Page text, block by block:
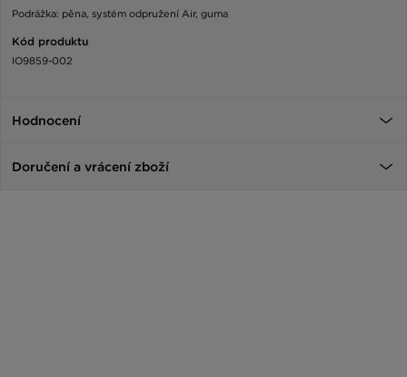
Podrážka: pěna, systém odpružení Air, guma
Kód produktu
IO9859-002
Hodnocení
Doručení a vrácení zboží